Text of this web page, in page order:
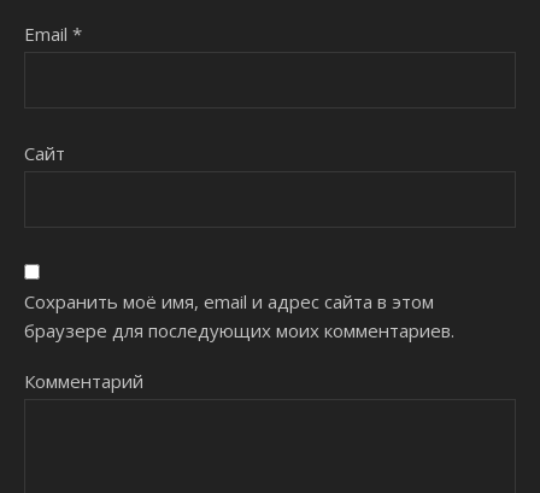
Email *
Сайт
Сохранить моё имя, email и адрес сайта в этом
браузере для последующих моих комментариев.
Комментарий